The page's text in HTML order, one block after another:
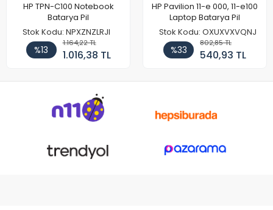
HP TPN-C100 Notebook
Batarya Pil
Stok Kodu: NPXZNZLRJI
%13
1.164,22 TL
1.016,38 TL
HP Pavilion 11-e 000, 11-e100
Laptop Batarya Pil
Stok Kodu: OXUXVXVQNJ
%33
802,85 TL
540,93 TL